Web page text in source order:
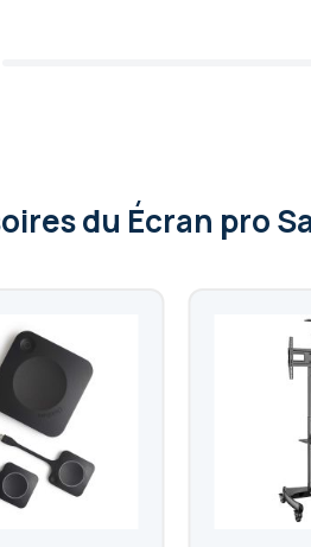
du Écran pro